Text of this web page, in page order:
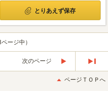
とりあえず保存
ージ中）
次のページ
後
ページＴＯＰへ